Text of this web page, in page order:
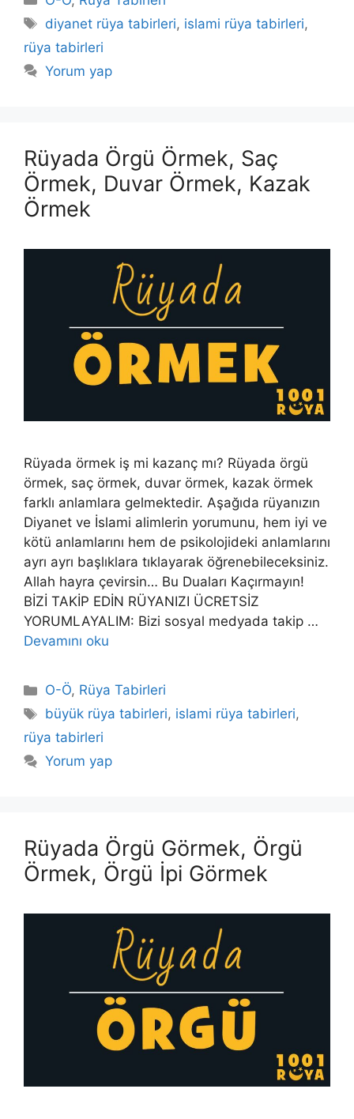
Etiketler
diyanet rüya tabirleri, islami rüya tabirleri,
rüya tabirleri
Yorum yap
Rüyada Örgü Örmek, Saç
Örmek, Duvar Örmek, Kazak
Örmek
Rüyada örmek iş mi kazanç mı? Rüyada örgü
örmek, saç örmek, duvar örmek, kazak örmek
farklı anlamlara gelmektedir. Aşağıda rüyanızın
Diyanet ve İslami alimlerin yorumunu, hem iyi ve
kötü anlamlarını hem de psikolojideki anlamlarını
ayrı ayrı başlıklara tıklayarak öğrenebileceksiniz.
Allah hayra çevirsin… Bu Duaları Kaçırmayın!
BİZİ TAKİP EDİN RÜYANIZI ÜCRETSİZ
YORUMLAYALIM: Bizi sosyal medyada takip …
Devamını oku
Kategoriler
O-Ö, Rüya Tabirleri
Etiketler
büyük rüya tabirleri, islami rüya tabirleri,
rüya tabirleri
Yorum yap
Rüyada Örgü Görmek, Örgü
Örmek, Örgü İpi Görmek